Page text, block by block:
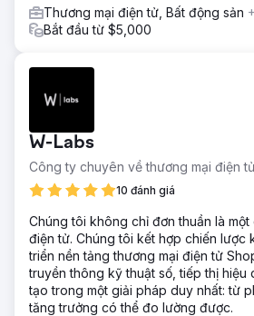
Thương mại điện tử, Bất động sản
Bắt đầu từ $5,000
W-Labs
Công ty chuyên về thương mại điện
10 đánh giá
Chúng tôi không chỉ đơn thuần là
điện tử. Chúng tôi kết hợp chiến lược
triển nền tảng thương mại điện tử
truyền thông kỹ thuật số, tiếp thị hiệu
tạo trong một giải pháp duy nhất: từ
tăng trưởng có thể đo lường được.